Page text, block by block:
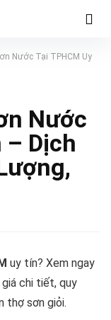
Nước Tại TPHCM Uy
Nước
– Dịch
uy tín? Xem ngay
chi tiết, quy
thợ sơn giỏi.